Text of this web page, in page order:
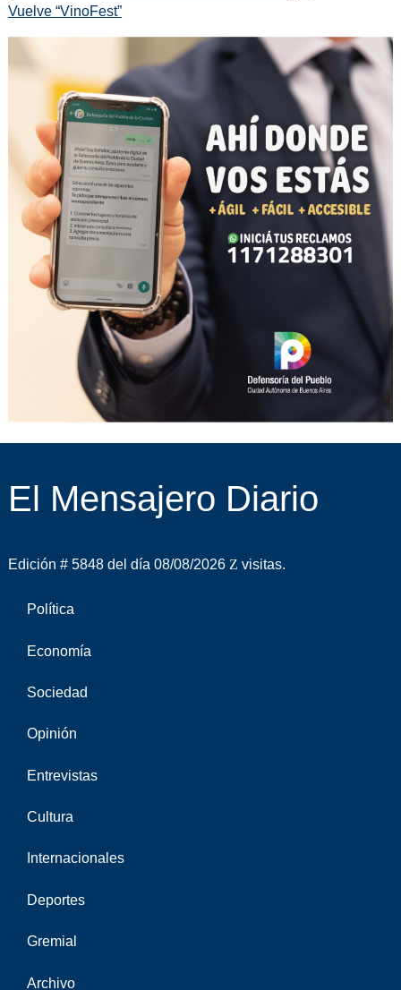
Vuelve “VinoFest”
El Mensajero Diario
Edición # 5848 del día 08/08/2026 visitas.
Política
Economía
Sociedad
Opinión
Entrevistas
Cultura
Internacionales
Deportes
Gremial
Archivo